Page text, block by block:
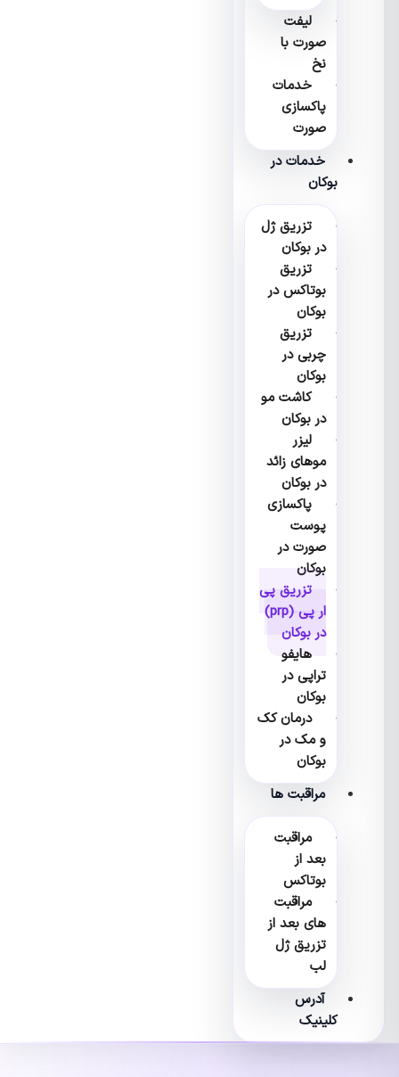
لیفت
صورت با
نخ
خدمات
پاکسازی
صورت
خدمات در
بوکان
تزریق ژل
در بوکان
تزریق
بوتاکس در
بوکان
تزریق
چربی در
بوکان
کاشت مو
در بوکان
لیزر
موهای زائد
در بوکان
پاکسازی
پوست
صورت در
بوکان
تزریق پی
ار پی (prp)
در بوکان
هایفو
تراپی در
بوکان
درمان کک
و مک در
بوکان
مراقبت ها
مراقبت
بعد از
بوتاکس
مراقبت
های بعد از
تزریق ژل
لب
آدرس
کلینیک